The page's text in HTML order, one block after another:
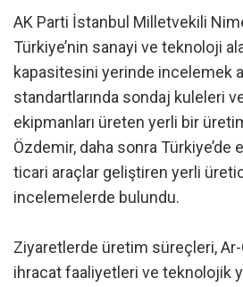
AK Parti İstanbul Milletvekili
Türkiye’nin sanayi ve teknoloji
kapasitesini yerinde incelemek
standartlarında sondaj kuleleri
ekipmanları üreten yerli bir
Özdemir, daha sonra Türkiye’de
ticari araçlar geliştiren yerli
incelemelerde bulundu.
Ziyaretlerde üretim süreçleri, Ar-
ihracat faaliyetleri ve teknolojik